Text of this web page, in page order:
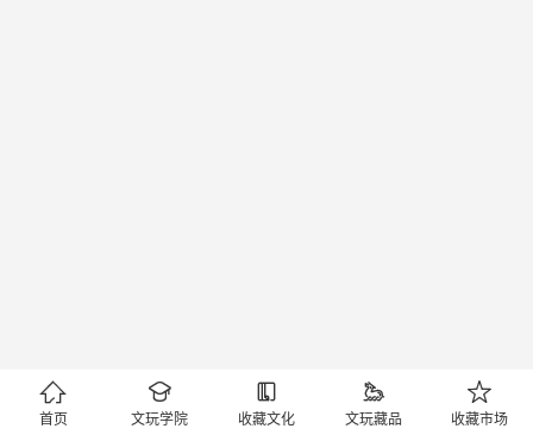

首页

文玩学院

收藏文化

文玩藏品

收藏市场